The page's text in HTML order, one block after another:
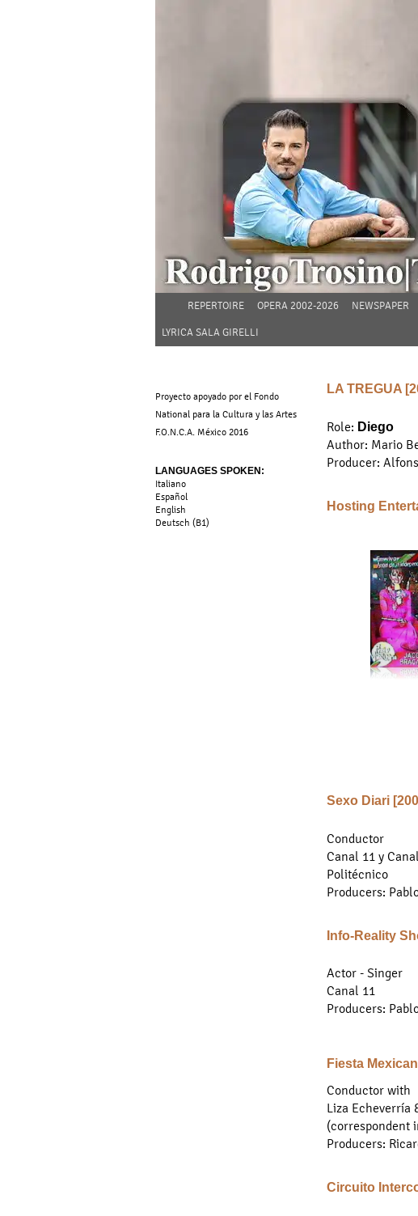
REPERTOIRE OPERA 2002-2026 NEWSPAPER
LYRICA SALA GIRELLI
Proyecto apoyado por el Fondo
National para la Cultura y las Artes
F.O.N.C.A. México 2016
LANGUAGES SPOKEN:
Italiano
Español
English
Deutsch (B1)
LA TREGUA
Role: Diego
Author: Mario
Producer:
Hosting
Sexo Diari
Conductor
Canal 11 y
Politécnico
Producers:
Info-Reality
Actor - Singer
Canal 11
Producers:
Fiesta
Conductor with
Liza Echeverría
(correspondent
Producers:
Circuito